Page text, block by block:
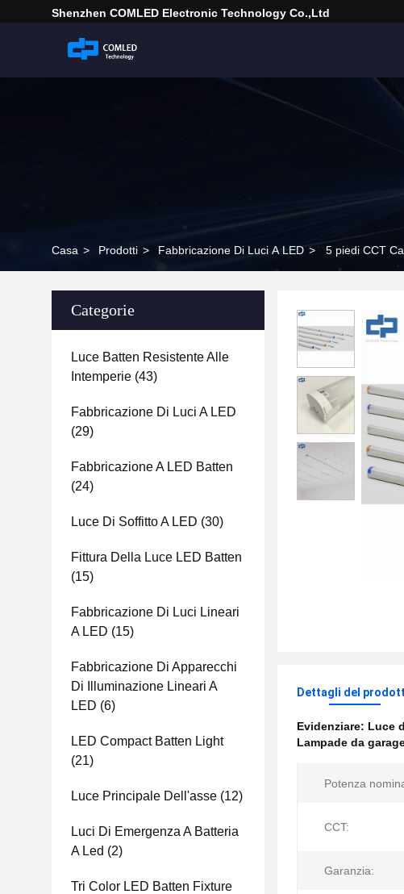
Shenzhen COMLED Electronic Technology Co.,ltd
Casa > Prodotti > Fabbricazione Di Luci A LED > 5 piedi CCT
Categorie
Luce Batten Resistente Alle
Intemperie (43)
Fabbricazione Di Luci A LED
(29)
Fabbricazione A LED Batten
(24)
Luce Di Soffitto A LED (30)
Fittura Della Luce LED Batten
(15)
Fabbricazione Di Luci Lineari
A LED (15)
Fabbricazione Di Apparecchi
Di Illuminazione Lineari A
LED (6)
LED Compact Batten Light
(21)
Luce Principale Dell'asse (12)
Luci Di Emergenza A Batteria
A Led (2)
Tri Color LED Batten Fixture
Dettagli del
Evidenziare: Luce
Lampade da
Potenza
CCT:
Garanzia: